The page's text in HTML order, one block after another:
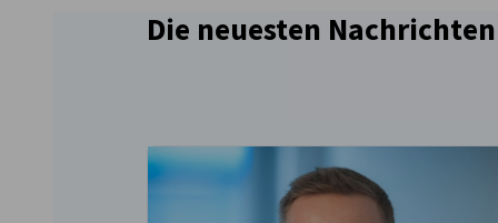
Die neuesten